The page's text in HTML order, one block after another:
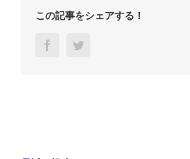
この記事をシェアする！
Facebook